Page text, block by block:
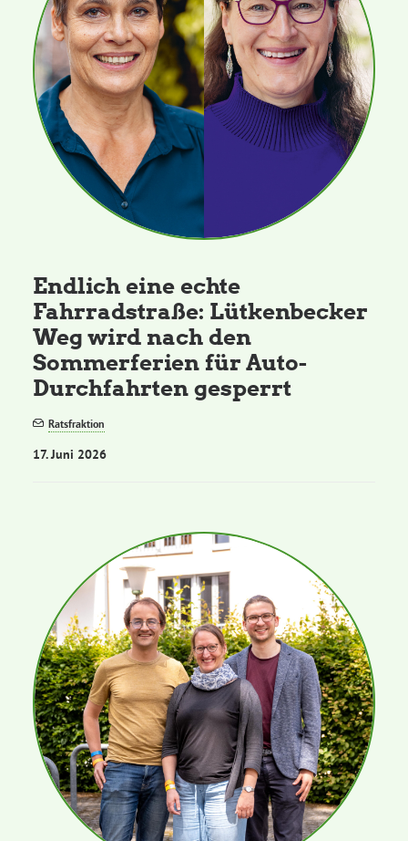
Endlich eine echte
Fahrradstraße: Lütkenbecker
Weg wird nach den
Sommerferien für Auto-
Durchfahrten gesperrt
Ratsfraktion
17. Juni 2026